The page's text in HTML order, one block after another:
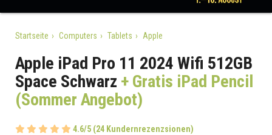
Startseite Computers Tablets Apple
Apple iPad Pro 11 2024 Wifi 512GB
Space Schwarz + Gratis iPad Pencil
(Sommer Angebot)
4.6/5 (24 Kundernrezenzsionen)